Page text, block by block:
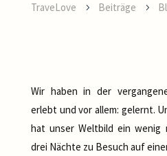
TraveLove 5 Beiträge 5
Wir haben in der
erlebt und vor allem: gelernt.
hat unser Weltbild ein wenig
drei Nächte zu Besuch auf